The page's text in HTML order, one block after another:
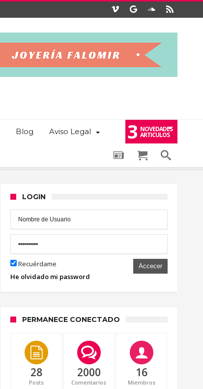
Blog Aviso Legal 3 NOVEDADES
ARTICULOS
LOGIN
Recuérdame Accecer
He olvidado mi password
PERMANECE CONECTADO
28
Posts
2000
Comentarios
16
Miembros